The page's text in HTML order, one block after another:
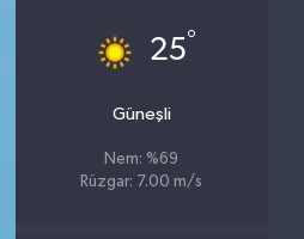
25°
Güneşli
Nem: %69
Rüzgar: 7.00 m/s